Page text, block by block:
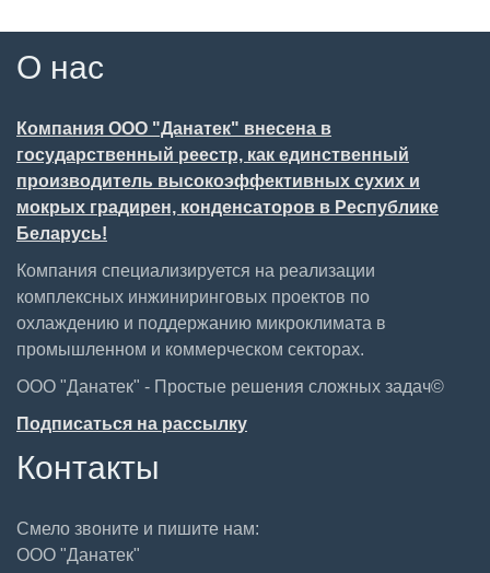
О нас
Компания ООО "Данатек" внесена в
государственный реестр, как единственный
производитель высокоэффективных сухих и
мокрых градирен, конденсаторов в Республике
Беларусь!
Компания специализируется на реализации
комплексных инжиниринговых проектов по
охлаждению и поддержанию микроклимата в
промышленном и коммерческом секторах.
ООО "Данатек" - Простые решения сложных задач©
Подписаться на рассылку
Контакты
Смело звоните и пишите нам:
ООО "Данатек"